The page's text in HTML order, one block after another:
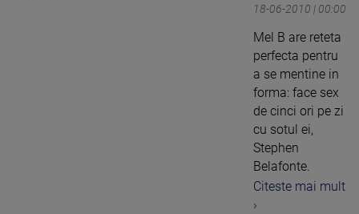
18-06-2010 | 00:00
Mel B are reteta
perfecta pentru
a se mentine in
forma: face sex
de cinci ori pe zi
cu sotul ei,
Stephen
Belafonte.
Citeste mai mult
›